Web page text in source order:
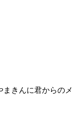
まきんに君からのメ